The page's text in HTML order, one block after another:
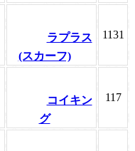
ラプラス
(スカーフ)
1131
コイキン
グ
117